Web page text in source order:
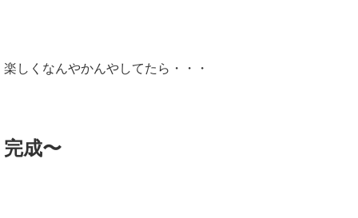
楽しくなんやかんやしてたら・・・
完成〜